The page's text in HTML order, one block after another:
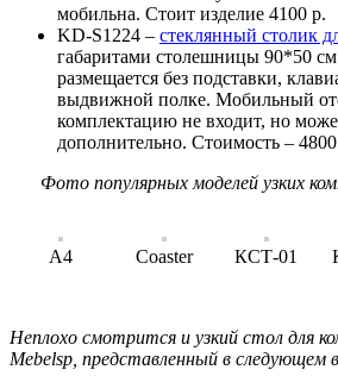
мобильна. Стоит изделие 4100 р.
KD-S1224 – стеклянный столик
габаритами столешницы 90*50
размещается без подставки,
выдвижной полке. Мобильный
комплектацию не входит, но
дополнительно. Стоимость –
Фото популярных моделей узких
А4 Coaster КСТ-01
Неплохо смотрится и узкий стол для
Mebelsp, представленный в следующем